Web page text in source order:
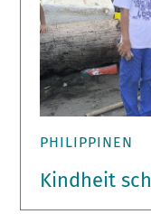
PHILIPPINEN
Kindheit